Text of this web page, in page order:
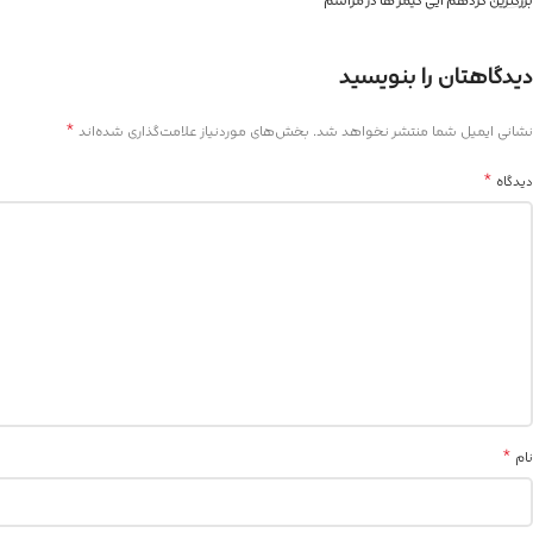
دیدگاهتان را بنویسید
نشانی ایمیل شما منتشر نخواهد شد. بخش‌های موردنیاز علامت‌گذاری شده‌اند*
دیدگاه *
نام *